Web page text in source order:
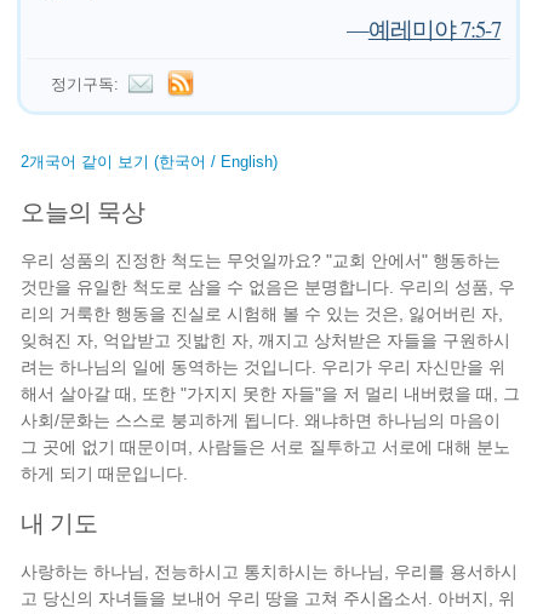
—예레미야 7:5-7
정기구독:
2개국어 같이 보기 (한국어 / English)
오늘의 묵상
우리 성품의 진정한 척도는 무엇일까요? "교회 안에서" 행동하는
것만을 유일한 척도로 삼을 수 없음은 분명합니다. 우리의 성품, 우
리의 거룩한 행동을 진실로 시험해 볼 수 있는 것은, 잃어버린 자,
잊혀진 자, 억압받고 짓밟힌 자, 깨지고 상처받은 자들을 구원하시
려는 하나님의 일에 동역하는 것입니다. 우리가 우리 자신만을 위
해서 살아갈 때, 또한 "가지지 못한 자들"을 저 멀리 내버렸을 때, 그
사회/문화는 스스로 붕괴하게 됩니다. 왜냐하면 하나님의 마음이
그 곳에 없기 때문이며, 사람들은 서로 질투하고 서로에 대해 분노
하게 되기 때문입니다.
내 기도
사랑하는 하나님, 전능하시고 통치하시는 하나님, 우리를 용서하시
고 당신의 자녀들을 보내어 우리 땅을 고쳐 주시옵소서. 아버지, 위